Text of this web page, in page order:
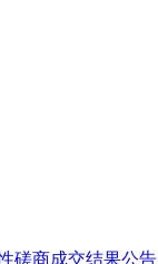
磋商成交结果公告